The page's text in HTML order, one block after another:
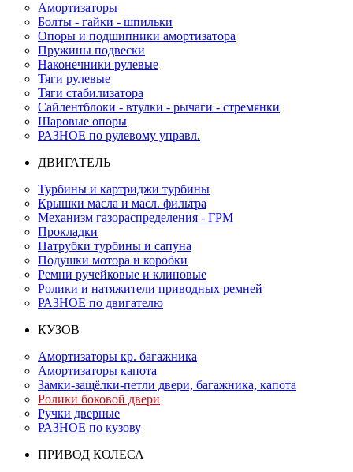
Амортизаторы
Болты - гайки - шпильки
Опоры и подшипники амортизатора
Пружины подвески
Наконечники рулевые
Тяги рулевые
Тяги стабилизатора
Сайлентблоки - втулки - рычаги - стремянки
Шаровые опоры
РАЗНОЕ по рулевому управл.
ДВИГАТЕЛЬ
Турбины и картриджи турбины
Крышки масла и масл. фильтра
Механизм газораспределения - ГРМ
Прокладки
Патрубки турбины и сапуна
Подушки мотора и коробки
Ремни ручейковые и клиновые
Ролики и натяжители приводных ремней
РАЗНОЕ по двигателю
КУЗОВ
Амортизаторы кр. багажника
Амортизаторы капота
Замки-защёлки-петли двери, багажника, капота
Ролики боковой двери
Ручки дверные
РАЗНОЕ по кузову
ПРИВОД КОЛЕСА